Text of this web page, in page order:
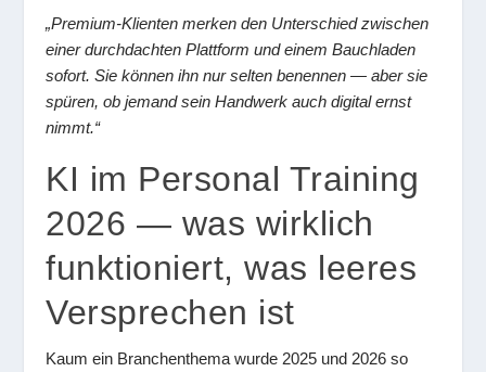
„Premium-Klienten merken den Unterschied zwischen
einer durchdachten Plattform und einem Bauchladen
sofort. Sie können ihn nur selten benennen — aber sie
spüren, ob jemand sein Handwerk auch digital ernst
nimmt.“
KI im Personal Training
2026 — was wirklich
funktioniert, was leeres
Versprechen ist
Kaum ein Branchenthema wurde 2025 und 2026 so